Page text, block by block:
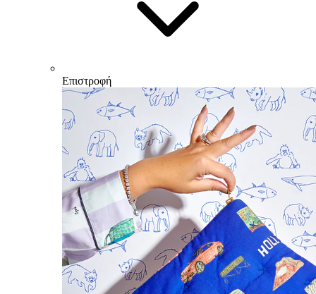
Επιστροφή